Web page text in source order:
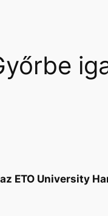
ETO University